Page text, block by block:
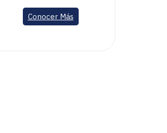
Conocer Más